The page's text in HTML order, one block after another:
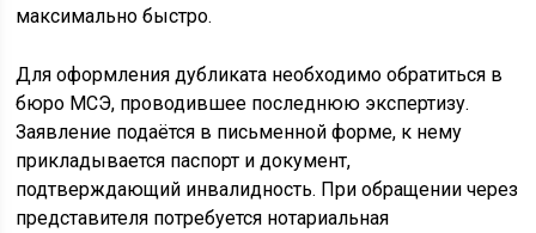
максимально быстро.
Для оформления дубликата необходимо обратиться в
бюро МСЭ, проводившее последнюю экспертизу.
Заявление подаётся в письменной форме, к нему
прикладывается паспорт и документ,
подтверждающий инвалидность. При обращении через
представителя потребуется нотариальная